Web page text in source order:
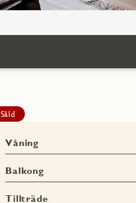
Såld
Våning
Balkong
Tillträde